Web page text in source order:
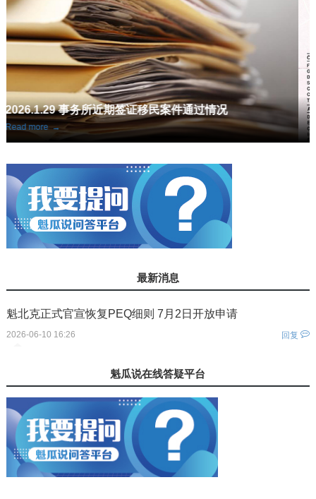
案例分享：大龄申请人魁省旅转学成功获批护理学签
Read more →
最新消息
魁北克正式官宣恢复PEQ细则 7月2日开放申请
2026-06-10 16:26
回复
魁瓜说在线答疑平台